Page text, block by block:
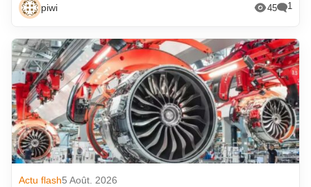
piwi 45 1
Actu flash5 Août. 2026